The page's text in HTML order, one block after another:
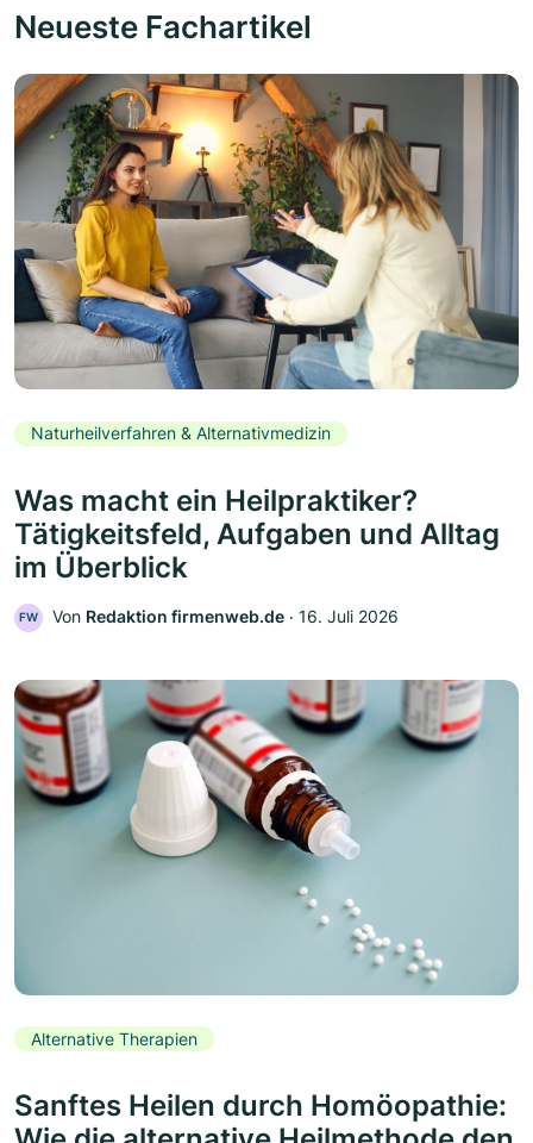
Neueste Fachartikel
Naturheilverfahren & Alternativmedizin
Was macht ein Heilpraktiker?
Tätigkeitsfeld, Aufgaben und Alltag
im Überblick
FW Von Redaktion firmenweb.de ‧ 16. Juli 2026
Alternative Therapien
Sanftes Heilen durch Homöopathie: